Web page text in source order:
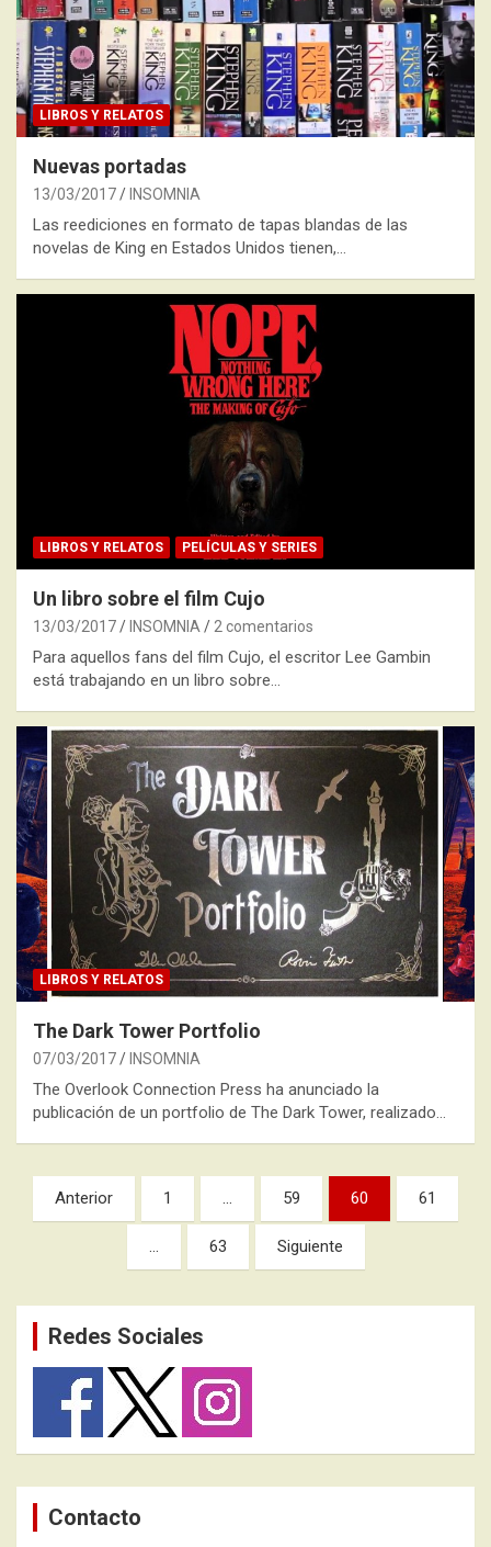
LIBROS Y RELATOS
Nuevas portadas
13/03/2017 INSOMNIA
Las reediciones en formato de tapas blandas de las
novelas de King en Estados Unidos tienen,…
LIBROS Y RELATOS PELÍCULAS Y SERIES
Un libro sobre el film Cujo
13/03/2017 INSOMNIA 2 comentarios
Para aquellos fans del film Cujo, el escritor Lee Gambin
está trabajando en un libro sobre…
LIBROS Y RELATOS
The Dark Tower Portfolio
07/03/2017 INSOMNIA
The Overlook Connection Press ha anunciado la
publicación de un portfolio de The Dark Tower, realizado…
Paginación
de
Anterior 1 … 59 60 61
… 63 Siguiente
Redes Sociales
Contacto